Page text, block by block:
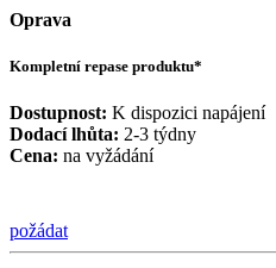
Oprava
Kompletní repase produktu*
Dostupnost: K dispozici napájení
Dodací lhůta: 2-3 týdny
Cena: na vyžádání
požádat